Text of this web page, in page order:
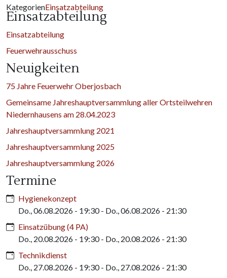
KategorienEinsatzabteilung
Einsatzabteilung
Einsatzabteilung
Feuerwehrausschuss
Neuigkeiten
75 Jahre Feuerwehr Oberjosbach
Gemeinsame Jahreshauptversammlung aller Ortsteilwehren
Niedernhausens am 28.04.2023
Jahreshauptversammlung 2021
Jahreshauptversammlung 2025
Jahreshauptversammlung 2026
Termine
Hygienekonzept
Do., 06.08.2026 - 19:30- Do., 06.08.2026 - 21:30
Einsatzübung (4 PA)
Do., 20.08.2026 - 19:30- Do., 20.08.2026 - 21:30
Technikdienst
Do., 27.08.2026 - 19:30- Do., 27.08.2026 - 21:30